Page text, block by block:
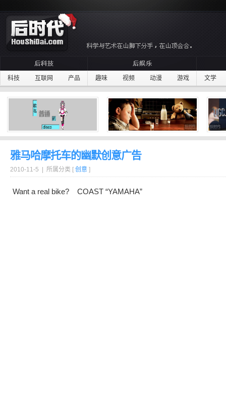
科技 互联网 产品 趣味 视频 动漫 游戏 文学
雅马哈摩托车的幽默创意广告
2010-11-5 | 所属分类 [ 创意 ]
Want a real bike? COAST “YAMAHA”